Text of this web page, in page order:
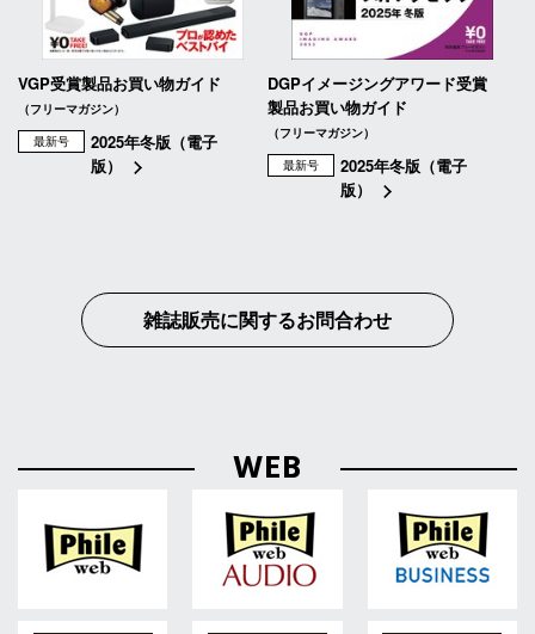
VGP受賞製品お買い物ガイド
（フリーマガジン）
最新号
2025年冬版（電子
版）
DGPイメージングアワード受賞
製品お買い物ガイド
（フリーマガジン）
最新号
2025年冬版（電子
版）
雑誌販売に関するお問合わせ
WEB